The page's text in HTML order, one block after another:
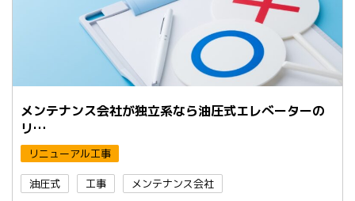
メンテナンス会社が独立系なら油圧式エレべーターの
リ…
リニューアル工事
油圧式 工事 メンテナンス会社